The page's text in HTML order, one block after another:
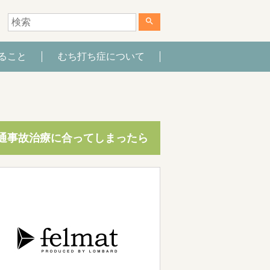
search
こと むち打ち症について
事故治療に合ってしまったら